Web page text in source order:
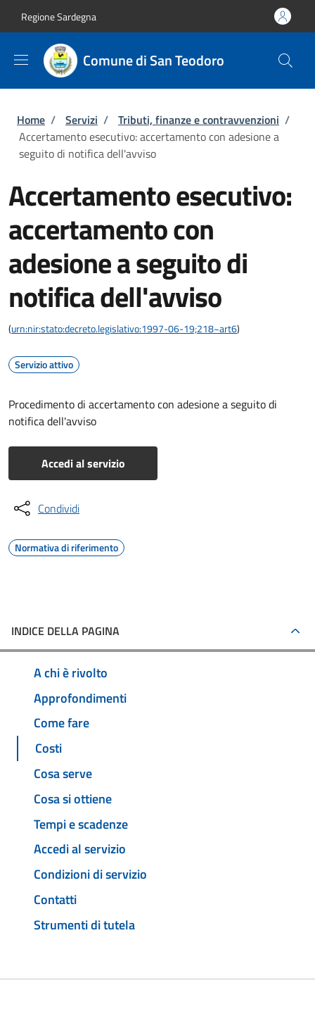
Regione Sardegna
Comune di San Teodoro
Briciole di pane
Home / Servizi / Tributi, finanze e contravvenzioni /
Accertamento esecutivo: accertamento con adesione a
seguito di notifica dell'avviso
Accertamento esecutivo:
accertamento con
adesione a seguito di
notifica dell'avviso
(urn:nir:stato:decreto.legislativo:1997-06-19;218~art6)
Servizio attivo
Procedimento di accertamento con adesione a seguito di
notifica dell'avviso
Accedi al servizio
Condividi
Normativa di riferimento
INDICE DELLA PAGINA
A chi è rivolto
Approfondimenti
Come fare
Costi
Cosa serve
Cosa si ottiene
Tempi e scadenze
Accedi al servizio
Condizioni di servizio
Contatti
Strumenti di tutela